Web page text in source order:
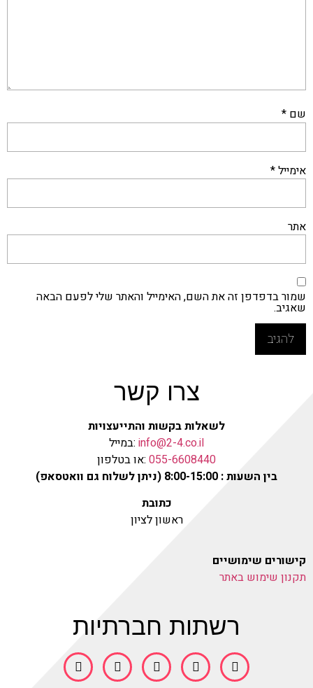
שם *
אימייל*
אתר
שמור בדפדפן זה את השם, האימייל והאתר שלי לפעם הבאה
שאגיב.
רשתות חברתיות
צרו קשר
לשאלות בקשות והתייעצויות
info@2-4.co.il :במייל
055-6608440 :או בטלפון
בין השעות : 8:00-15:00 (ניתן לשלוח גם וואטסאפ)
כתובת
ראשון לציון
קישורים שימושיים
תקנון שימוש באתר